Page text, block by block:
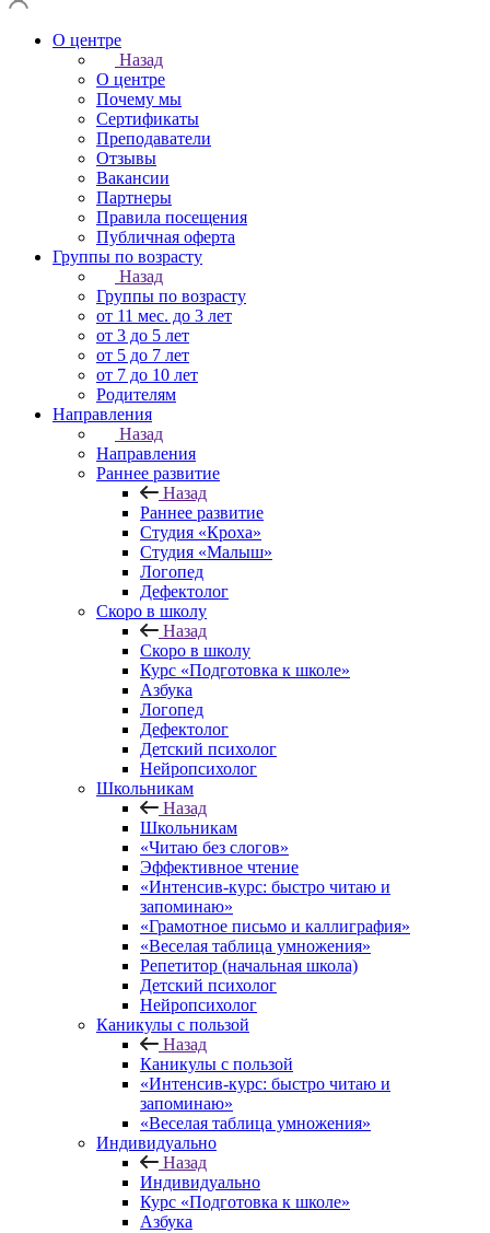
О центре
Назад
О центре
Почему мы
Сертификаты
Преподаватели
Отзывы
Вакансии
Партнеры
Правила посещения
Публичная оферта
Группы по возрасту
Назад
Группы по возрасту
от 11 мес. до 3 лет
от 3 до 5 лет
от 5 до 7 лет
от 7 до 10 лет
Родителям
Направления
Назад
Направления
Раннее развитие
Назад
Раннее развитие
Студия «Кроха»
Студия «Малыш»
Логопед
Дефектолог
Скоро в школу
Назад
Скоро в школу
Курс «Подготовка к школе»
Азбука
Логопед
Дефектолог
Детский психолог
Нейропсихолог
Школьникам
Назад
Школьникам
«Читаю без слогов»
Эффективное чтение
«Интенсив-курс: быстро читаю и
запоминаю»
«Грамотное письмо и каллиграфия»
«Веселая таблица умножения»
Репетитор (начальная школа)
Детский психолог
Нейропсихолог
Каникулы с пользой
Назад
Каникулы с пользой
«Интенсив-курс: быстро читаю и
запоминаю»
«Веселая таблица умножения»
Индивидуально
Назад
Индивидуально
Курс «Подготовка к школе»
Азбука